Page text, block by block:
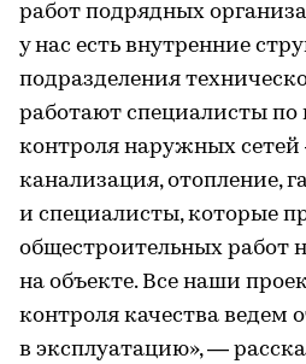
работ подрядных
у нас есть внутренние
подразделения
работают специалисты
контроля наружных
канализация, отопление,
и специалисты, которые
общестроительных работ
на объекте. Все наши
контроля качества ведем
в эксплуатацию», —